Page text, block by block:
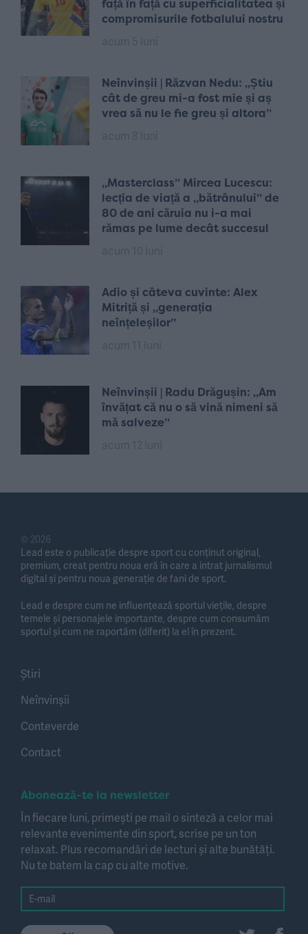
față în față cu superficialitatea și
compromisurile fotbalului nostru
Neînvinșii | Răzvan Nedu: „Știu
cât de greu mi-a fost mie și aș
vrea să nu le fie greu și altora”
„Masterclass” Mircea Lucescu:
lecția de viață a „bătrânului” de
80 de ani căruia nu i-a mai
rămas pe lume decât succesul
Adio și câteva cuvinte: Alex
Mitriță și „generația
neînțeleșilor”
Neînvinșii | Radu Drăgușin: „Am
învățat că nu o să vină nimeni să
mă salveze”
© 2026
Lead este o publicație despre sport cu conținut original,
premium, creat pentru noua eră în care a intrat jurnalismul
digital și pentru noua generație de fani de sport.
Lead e despre cum ne influențează sportul viețile, despre
temele și personajele importante, despre cum consumăm
sportul și cum ne raportăm (diferit) la el în prezent.
Știri
Neînvinșii
Conteverde
Contact
Abonează-te la newsletter
În fiecare luni, primești pe mail o sinteză a celor mai
relevante evenimente din sport, scrise pe un ton
relaxat. Plus recomandări de lecturi și alte bunătăți.
Nu te batem la cap cu alte motive.